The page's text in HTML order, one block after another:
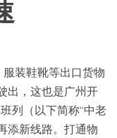
装鞋靴等出口货物
出，这也是广州开
列（以下简称“中老
添新线路。打通物